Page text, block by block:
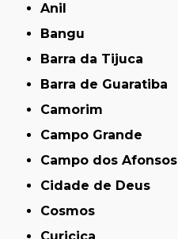
Anil
Bangu
Barra da Tijuca
Barra de Guaratiba
Camorim
Campo Grande
Campo dos Afonsos
Cidade de Deus
Cosmos